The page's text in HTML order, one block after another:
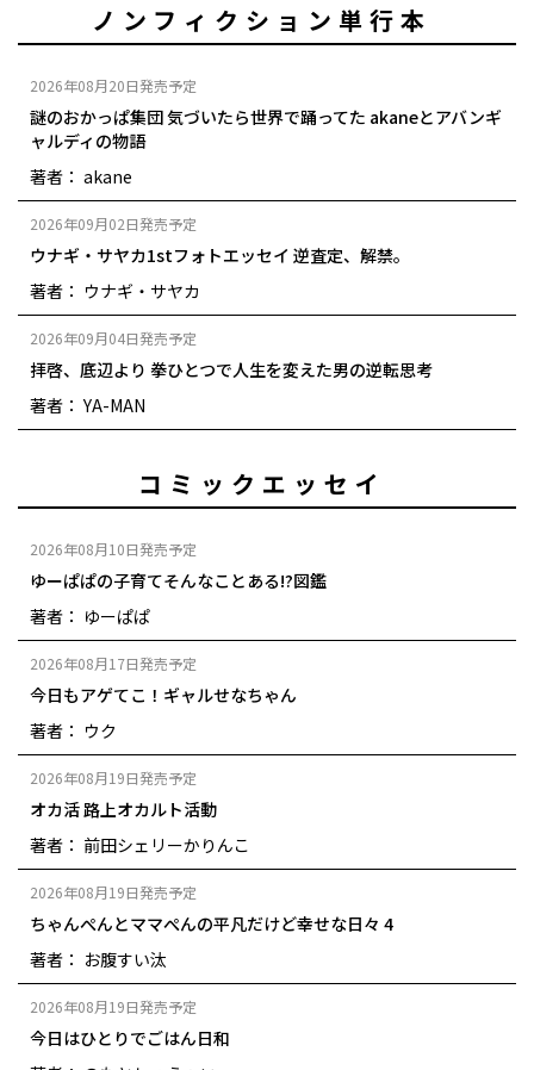
ノンフィクション単行本
2026年08月20日発売予定
謎のおかっぱ集団 気づいたら世界で踊ってた akaneとアバンギ
ャルディの物語
著者： akane
2026年09月02日発売予定
ウナギ・サヤカ1stフォトエッセイ 逆査定、解禁。
著者： ウナギ・サヤカ
2026年09月04日発売予定
拝啓、底辺より 拳ひとつで人生を変えた男の逆転思考
著者： YA-MAN
コミックエッセイ
2026年08月10日発売予定
ゆーぱぱの子育てそんなことある!?図鑑
著者： ゆーぱぱ
2026年08月17日発売予定
今日もアゲてこ！ギャルせなちゃん
著者： ウク
2026年08月19日発売予定
オカ活 路上オカルト活動
著者： 前田シェリーかりんこ
2026年08月19日発売予定
ちゃんぺんとママぺんの平凡だけど幸せな日々 4
著者： お腹すい汰
2026年08月19日発売予定
今日はひとりでごはん日和